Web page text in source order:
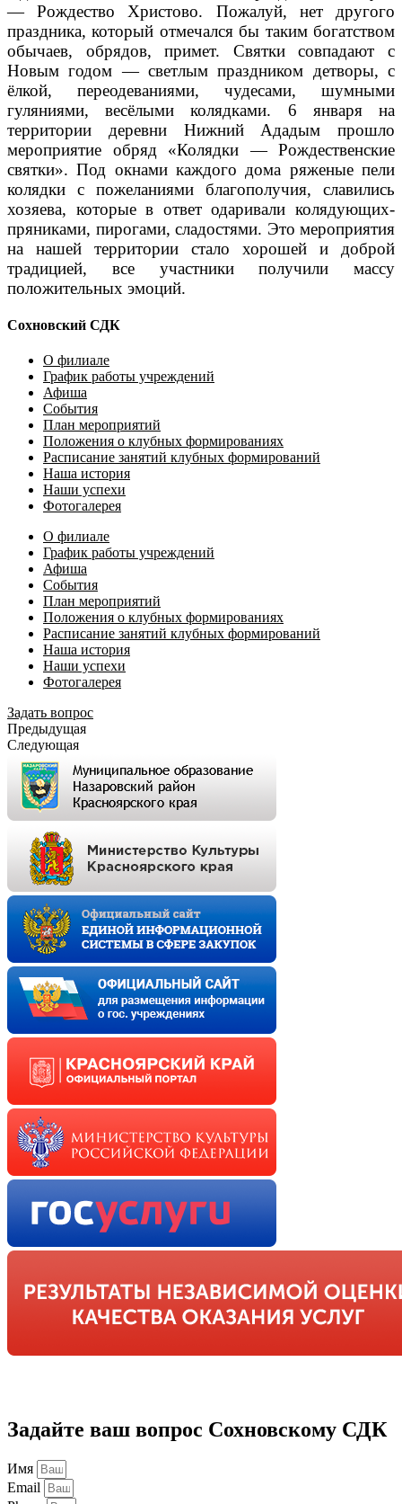
— Рождество Христово. Пожалуй, нет другого
праздника, который отмечался бы таким богатством
обычаев, обрядов, примет. Святки совпадают с
Новым годом — светлым праздником детворы, с
ёлкой, переодеваниями, чудесами, шумными
гуляниями, весёлыми колядками. 6 января на
территории деревни Нижний Ададым прошло
мероприятие обряд «Колядки — Рождественские
святки». Под окнами каждого дома ряженые пели
колядки с пожеланиями благополучия, славились
хозяева, которые в ответ одаривали колядующих-
пряниками, пирогами, сладостями. Это мероприятия
на нашей территории стало хорошей и доброй
традицией, все участники получили массу
положительных эмоций.
Сохновский СДК
О филиале
График работы учреждений
Афиша
События
План мероприятий
Положения о клубных формированиях
Расписание занятий клубных формирований
Наша история
Наши успехи
Фотогалерея
О филиале
График работы учреждений
Афиша
События
План мероприятий
Положения о клубных формированиях
Расписание занятий клубных формирований
Наша история
Наши успехи
Фотогалерея
Задать вопрос
Предыдущая
Следующая
Задайте ваш вопрос Сохновскому СДК
Имя
Email